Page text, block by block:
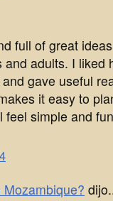
full of great
adults. I liked
gave useful
it easy to
simple and